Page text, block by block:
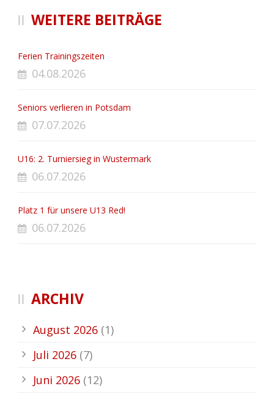
WEITERE BEITRÄGE
Ferien Trainingszeiten
04.08.2026
Seniors verlieren in Potsdam
07.07.2026
U16: 2. Turniersieg in Wustermark
06.07.2026
Platz 1 für unsere U13 Red!
06.07.2026
ARCHIV
August 2026 (1)
Juli 2026 (7)
Juni 2026 (12)